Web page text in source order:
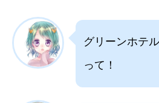
グリーンホテ
って！